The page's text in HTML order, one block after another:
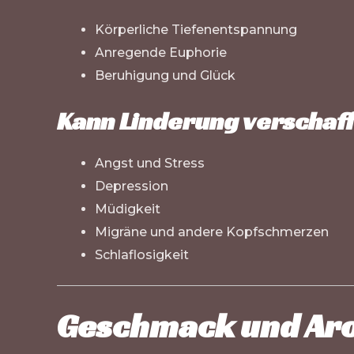
Körperliche Tiefenentspannung
Anregende Euphorie
Beruhigung und Glück
Kann Linderung
Angst und Stress
Depression
Müdigkeit
Migräne und andere Kopfschmerzen
Schlaflosigkeit
Geschmack und